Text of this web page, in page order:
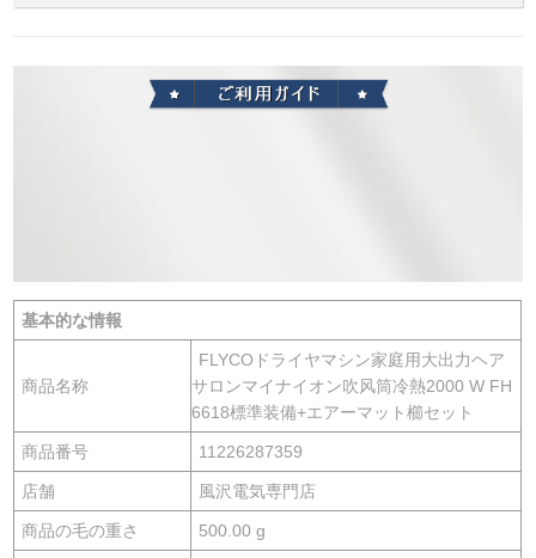
基本的な情報
商品名称
FLYCOドライヤマシン家庭用大出力ヘア
サロンマイナイオン吹风筒冷熱2000 W FH
6618標準装備+エアーマット櫛セット
商品番号 11226287359
店舗 風沢電気専門店
商品の毛の重さ 500.00 g